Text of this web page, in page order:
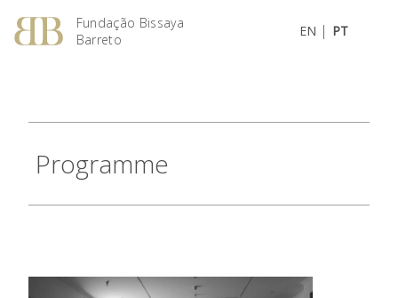
Fundação Bissaya
Barreto
EN | PT
Programme